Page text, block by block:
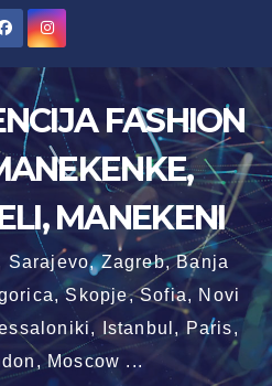
FASHION
MANEKENI
Sarajevo, Zagreb, Banja
Skopje, Sofia, Novi
Istanbul, Paris,
Moscow ...